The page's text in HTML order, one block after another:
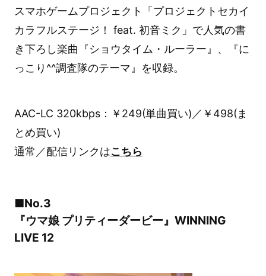
スマホゲームプロジェクト「プロジェクトセカイ
カラフルステージ！ feat. 初音ミク」で人気の書
き下ろし楽曲『ショウタイム・ルーラー』、『に
っこり^^調査隊のテーマ』を収録。
AAC-LC 320kbps：￥249(単曲買い)／￥498(ま
とめ買い)
通常／配信リンクはこちら
■No.3
『ウマ娘 プリティーダービー』WINNING
LIVE 12